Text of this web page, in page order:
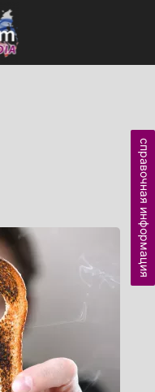
справочная информация